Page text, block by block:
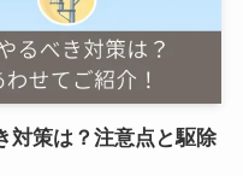
対策は？注意点と駆除